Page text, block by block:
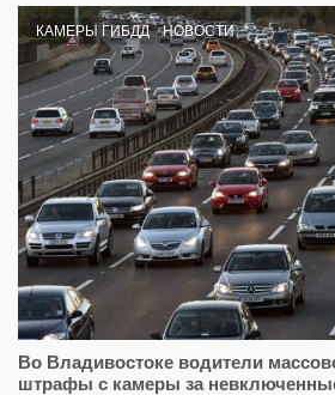
КАМЕРЫ ГИБДД НОВОСТИ
Во Владивостоке водители
штрафы с камеры за